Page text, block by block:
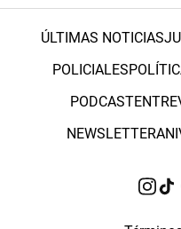
ÚLTIMAS NOTICIAS
POLICIALES
PODCAST
NEWSLETTER